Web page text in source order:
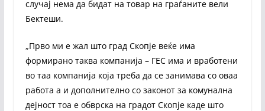
случај нема да бидат на товар на граѓаните вели
Бектеши.
„Прво ми е жал што град Скопје веќе има
формирано таква компанија – ГЕС има и вработени
во таа компанија која треба да се занимава со оваа
работа а и дополнително со законот за комунална
дејност тоа е обврска на градот Скопје каде што